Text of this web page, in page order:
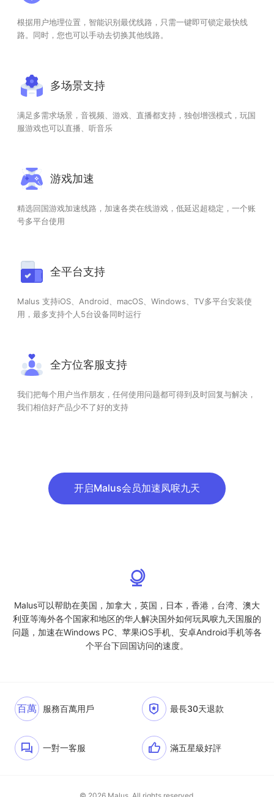
根据用户地理位置，智能识别最优线路，只需一键即可锁定最快线
路。同时，您也可以手动去切换其他线路。
多场景支持
满足多需求场景，音视频、游戏、直播都支持，独创增强模式，玩国
服游戏也可以直播、听音乐
游戏加速
精选回国游戏加速线路，加速各类在线游戏，低延迟超稳定，一个账
号多平台使用
全平台支持
Malus 支持iOS、Android、macOS、Windows、TV多平台安装使
用，最多支持个人5台设备同时运行
全方位客服支持
我们把每个用户当作朋友，任何使用问题都可得到及时回复与解决，
我们相信好产品少不了好的支持
开启Malus会员加速凤唳九天
Malus可以帮助在美国，加拿大，英国，日本，香港，台湾、澳大
利亚等海外各个国家和地区的华人解决国外如何玩凤唳九天国服的
问题，加速在Windows PC、苹果iOS手机、安卓Android手机等各
个平台下回国访问的速度。
百萬 服務百萬用戶 最長30天退款
一對一客服 滿五星級好評